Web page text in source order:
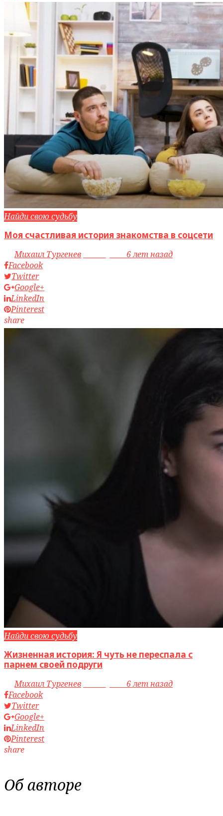
Найди свою судьбу
Моя счастливая история знакомства в соцсети
byМихаил Тургенев
6 лет назад
Facebook
Twitter
Google+
LinkedIn
Pinterest
share
Найди свою судьбу
Жизненная история: Я чуть не переспала с
парнем своей подруги
byМихаил Тургенев
6 лет назад
Facebook
Twitter
Google+
LinkedIn
Pinterest
share
Об авторе